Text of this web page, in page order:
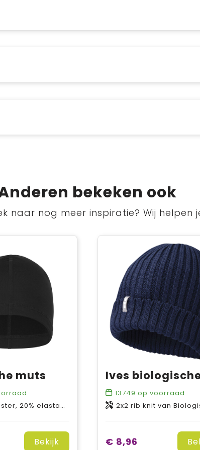
bekeken ook
naar nog meer inspiratie? Wij helpen
muts
20% elastaan
Bekijk
13749 op voorraad
2x2 rib knit van Biologisch katoen,
€ 8,96